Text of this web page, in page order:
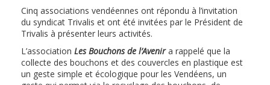
Cinq associations vendéennes ont répondu à l’invitation
du syndicat Trivalis et ont été invitées par le Président de
Trivalis à présenter leurs activités.
L’association Les Bouchons de l’Avenira rappelé que la
collecte des bouchons et des couvercles en plastique est
un geste simple et écologique pour les Vendéens, un